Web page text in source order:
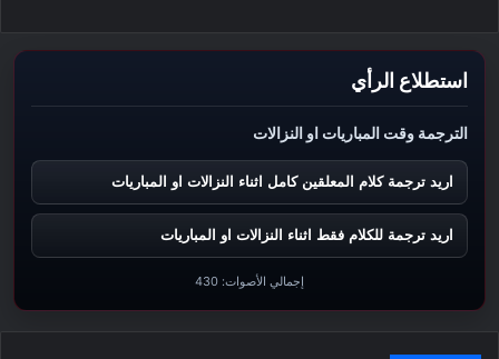
استطلاع الرأي
الترجمة وقت المباريات او النزالات
اريد ترجمة كلام المعلقين كامل اثناء النزالات او المباريات
اريد ترجمة للكلام فقط اثناء النزالات او المباريات
إجمالي الأصوات: 430